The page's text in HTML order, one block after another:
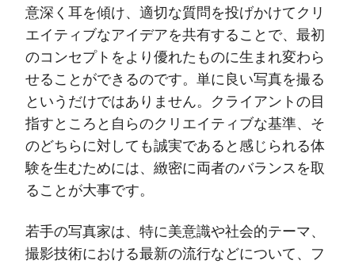
意深く耳を傾け、適切な質問を投げかけてクリ
エイティブなアイデアを共有することで、最初
のコンセプトをより優れたものに生まれ変わら
せることができるのです。単に良い写真を撮る
というだけではありません。クライアントの目
指すところと自らのクリエイティブな基準、そ
のどちらに対しても誠実であると感じられる体
験を生むためには、緻密に両者のバランスを取
ることが大事です。
若手の写真家は、特に美意識や社会的テーマ、
撮影技術における最新の流行などについて、フ